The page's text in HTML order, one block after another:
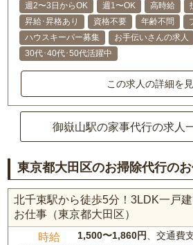
週2〜3日からOK 週1〜OK 高時給
昇給･昇格あり
資格不要 年齢不問
ハウスキーパー募集
お手伝いさんの求人
30代･40代･50代活躍中
この求人の詳細を
御嶽山駅の家事代行の求人
東京都大田区のお掃除代行の
北千束駅から徒歩5分！3LDK一戸
お仕事（東京都大田区）
時給 1,500〜1,860円 、交通費